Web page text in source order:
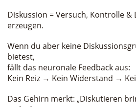
Diskussion = Versuch, Kontrolle &
erzeugen.
Wenn du aber keine
bietest,
fällt das neuronale Feedback aus:
Kein Reiz → Kein Widerstand →
Das Gehirn merkt: „Diskutieren